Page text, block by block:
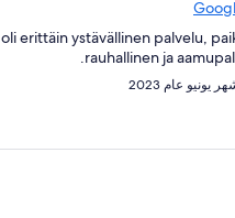
erittäin ystävällinen palvelu,
rauhallinen ja